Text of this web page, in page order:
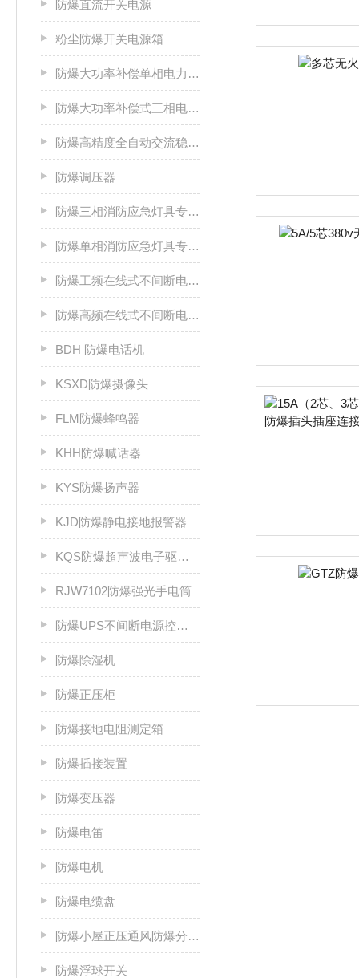
防爆直流开关电源
粉尘防爆开关电源箱
防爆大功率补偿单相电力稳压器
防爆大功率补偿式三相电力稳压器
防爆高精度全自动交流稳压电源
防爆调压器
防爆三相消防应急灯具专用应急电源箱
防爆单相消防应急灯具专用应急电源箱
防爆工频在线式不间断电源箱
防爆高频在线式不间断电源箱
BDH 防爆电话机
KSXD防爆摄像头
FLM防爆蜂鸣器
KHH防爆喊话器
KYS防爆扬声器
KJD防爆静电接地报警器
KQS防爆超声波电子驱鼠器
RJW7102防爆强光手电筒
防爆UPS不间断电源控制柜
防爆除湿机
防爆正压柜
防爆接地电阻测定箱
防爆插接装置
防爆变压器
防爆电笛
防爆电机
防爆电缆盘
防爆小屋正压通风防爆分析小屋
防爆浮球开关